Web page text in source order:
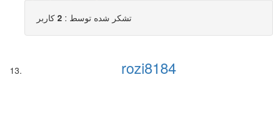
تشکر شده توسط : 2 کاربر
rozi8184